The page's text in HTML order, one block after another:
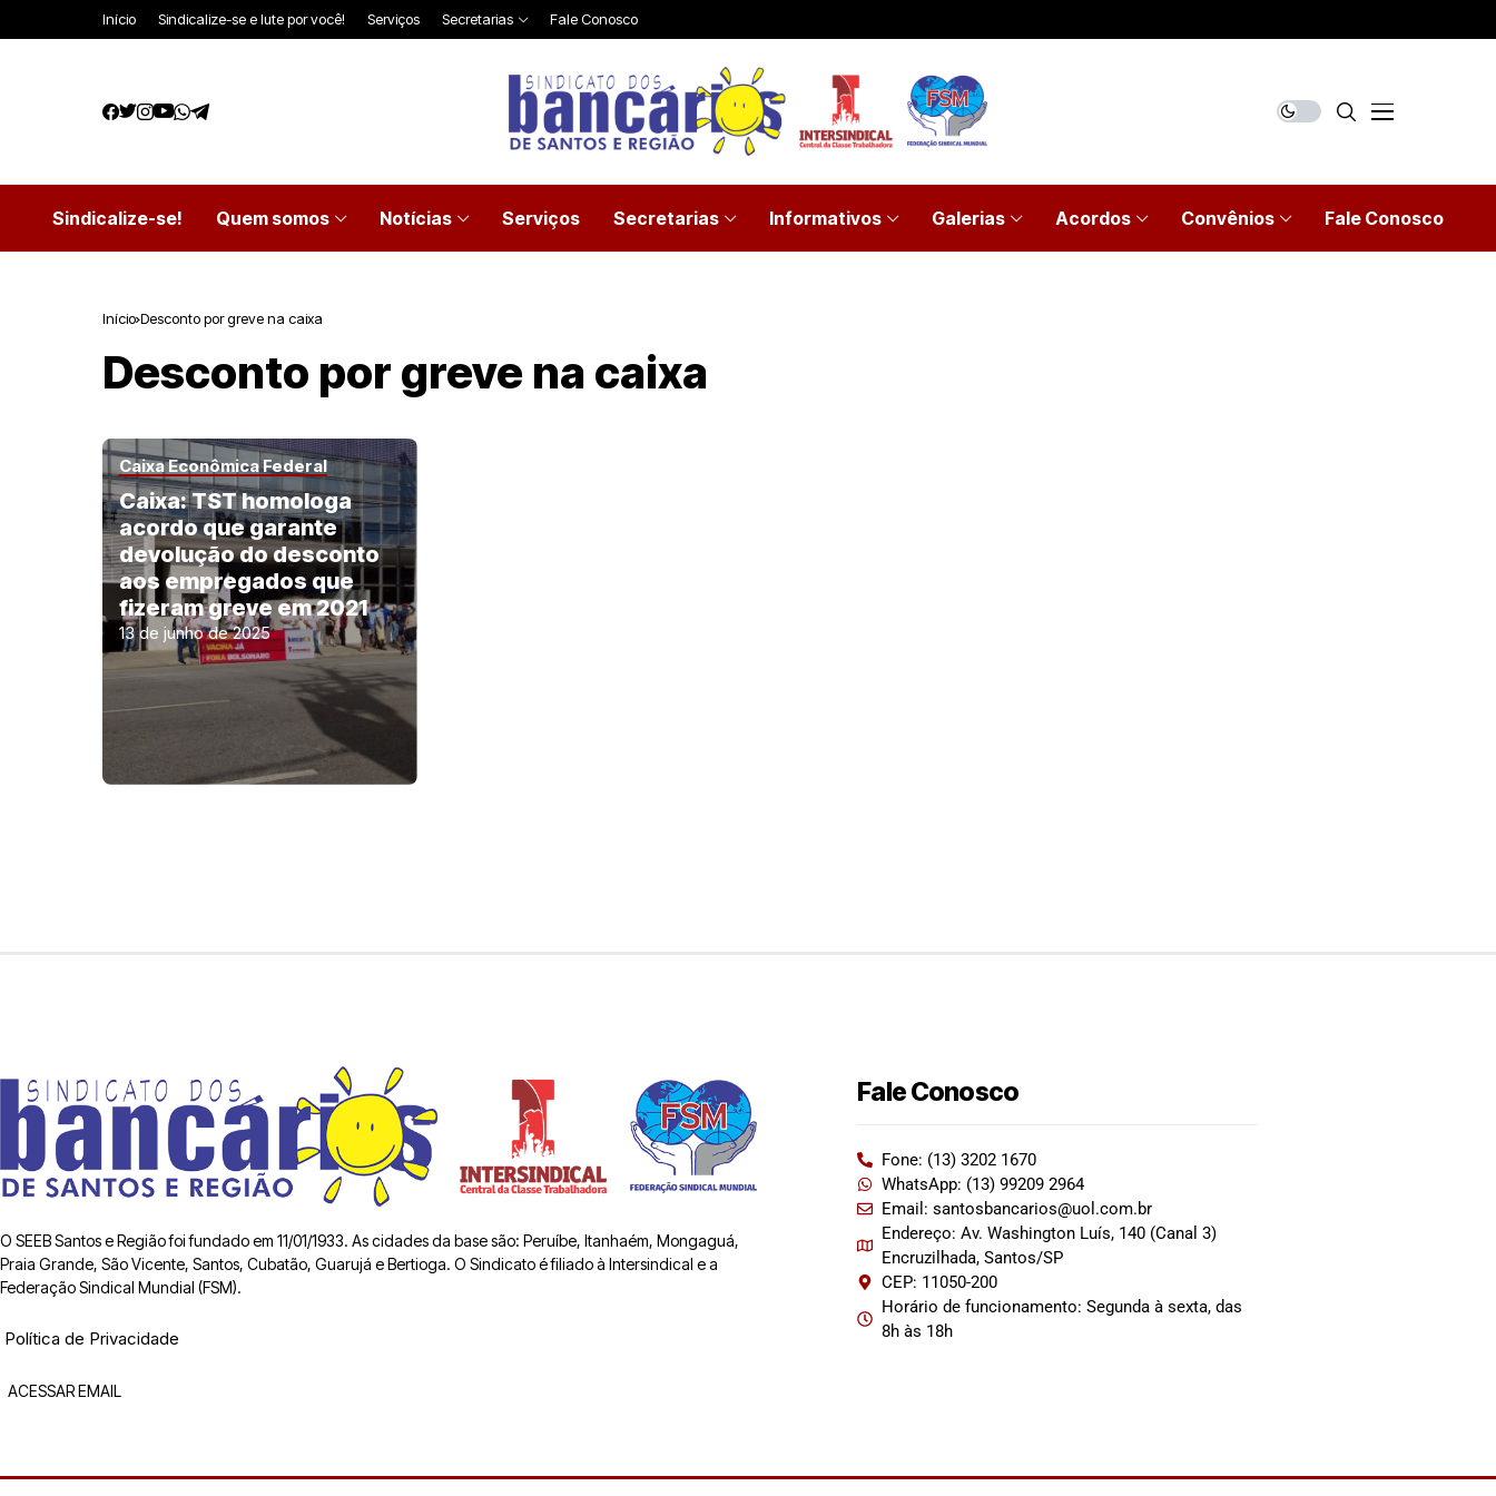
Início Sindicalize-se e lute por você! Serviços Secretarias Fale Conosco
Sindicalize-se! Quem somos Notícias Serviços Secretarias Informativos Galerias Acordos Convênios Fale Conosco
Início Desconto por greve na caixa
Desconto por greve na caixa
Caixa Econômica Federal
Caixa: TST homologa
acordo que garante
devolução do desconto
aos empregados que
fizeram greve em 2021
13 de junho de 2025
O SEEB Santos e Região foi fundado em 11/01/1933. As cidades da base são: Peruíbe, Itanhaém, Mongaguá,
Praia Grande, São Vicente, Santos, Cubatão, Guarujá e Bertioga. O Sindicato é filiado à Intersindical e a
Federação Sindical Mundial (FSM).
Política de Privacidade
ACESSAR EMAIL
Fale Conosco
Fone: (13) 3202 1670
WhatsApp: (13) 99209 2964
Email: santosbancarios@uol.com.br
Endereço: Av. Washington Luís, 140 (Canal 3)
Encruzilhada, Santos/SP
CEP: 11050-200
Horário de funcionamento: Segunda à sexta, das
8h às 18h